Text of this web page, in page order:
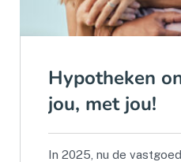
Hypotheken
jou, met jou!
In 2025, nu de